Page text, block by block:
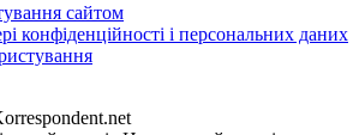
сайтом
конфіденційності і персональних даних